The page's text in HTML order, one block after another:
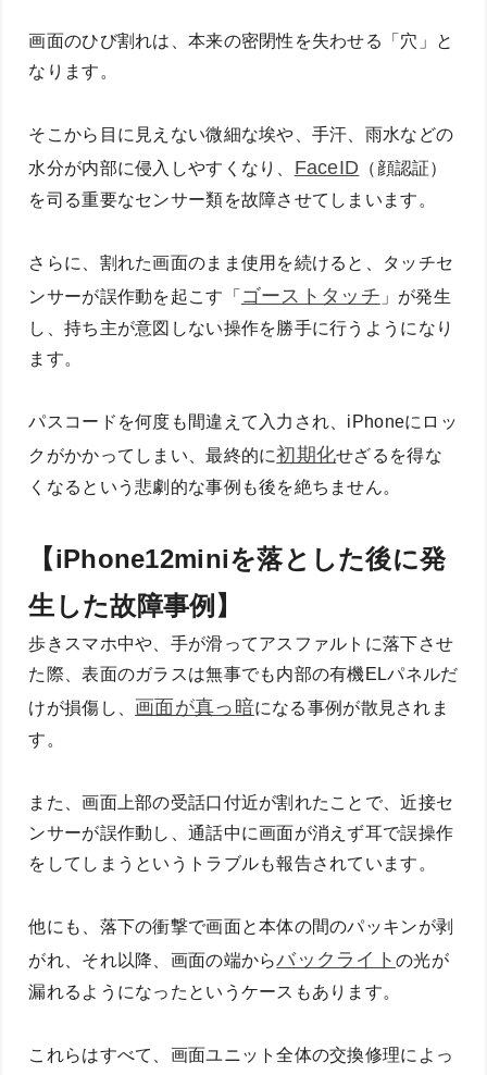
画面のひび割れは、本来の密閉性を失わせる「穴」と
なります。
そこから目に見えない微細な埃や、手汗、雨水などの
水分が内部に侵入しやすくなり、 FaceID （顔認証）
を司る重要なセンサー類を故障させてしまいます。
さらに、割れた画面のまま使用を続けると、タッチセ
ンサーが誤作動を起こす「 ゴーストタッチ 」が発生
し、持ち主が意図しない操作を勝手に行うようになり
ます。
パスコードを何度も間違えて入力され、iPhoneにロッ
クがかかってしまい、最終的に初期化せざるを得な
くなるという悲劇的な事例も後を絶ちません。
【iPhone12miniを落とした後に発
生した故障事例】
歩きスマホ中や、手が滑ってアスファルトに落下させ
た際、表面のガラスは無事でも内部の有機ELパネルだ
けが損傷し、 画面が真っ暗になる事例が散見されま
す。
また、画面上部の受話口付近が割れたことで、近接セ
ンサーが誤作動し、通話中に画面が消えず耳で誤操作
をしてしまうというトラブルも報告されています。
他にも、落下の衝撃で画面と本体の間のパッキンが剥
がれ、それ以降、画面の端からバックライトの光が
漏れるようになったというケースもあります。
これらはすべて、画面ユニット全体の交換修理によっ